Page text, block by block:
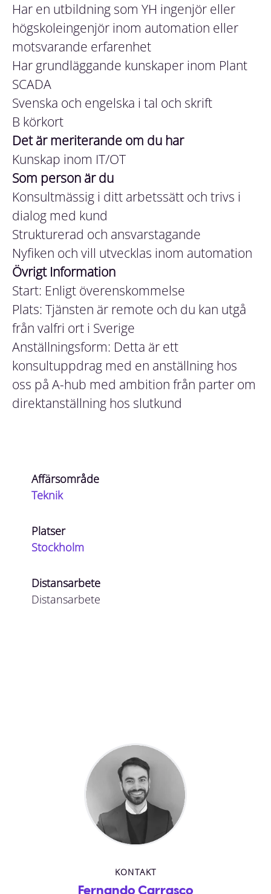
Har en utbildning som YH ingenjör eller
högskoleingenjör inom automation eller
motsvarande erfarenhet
Har grundläggande kunskaper inom Plant
SCADA
Svenska och engelska i tal och skrift
B körkort
Det är meriterande om du har
Kunskap inom IT/OT
Som person är du
Konsultmässig i ditt arbetssätt och trivs i
dialog med kund
Strukturerad och ansvarstagande
Nyfiken och vill utvecklas inom automation
Övrigt Information
Start: Enligt överenskommelse
Plats: Tjänsten är remote och du kan utgå
från valfri ort i Sverige
Anställningsform: Detta är ett
konsultuppdrag med en anställning hos
oss på A-hub med ambition från parter om
direktanställning hos slutkund
Affärsområde
Teknik
Platser
Stockholm
Distansarbete
Distansarbete
KONTAKT
Fernando Carrasco